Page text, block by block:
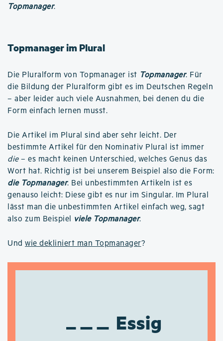
Topmanager.
Topmanager im Plural
Die Pluralform von Topmanager ist Topmanager. Für
die Bildung der Pluralform gibt es im Deutschen Regeln
– aber leider auch viele Ausnahmen, bei denen du die
Form einfach lernen musst.
Die Artikel im Plural sind aber sehr leicht. Der
bestimmte Artikel für den Nominativ Plural ist immer
die– es macht keinen Unterschied, welches Genus das
Wort hat. Richtig ist bei unserem Beispiel also die Form:
die Topmanager. Bei unbestimmten Artikeln ist es
genauso leicht: Diese gibt es nur im Singular. Im Plural
lässt man die unbestimmten Artikel einfach weg, sagt
also zum Beispiel viele Topmanager.
Und wie dekliniert man Topmanager?
Essig